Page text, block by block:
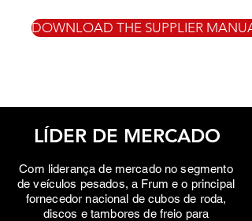
DOWNLOAD THE SUPPLIER
LÍDER DE MERCADO
Com liderança de mercado no segmento
de veículos pesados, a Frum e o principal
fornecedor nacional de cubos de roda,
discos e tambores de freio para